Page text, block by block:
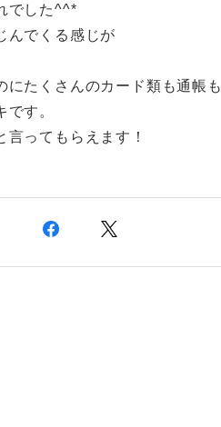
でした^^*
んでくる感じが
にたくさんのカード類も通帳も
す。
ってもらえます！